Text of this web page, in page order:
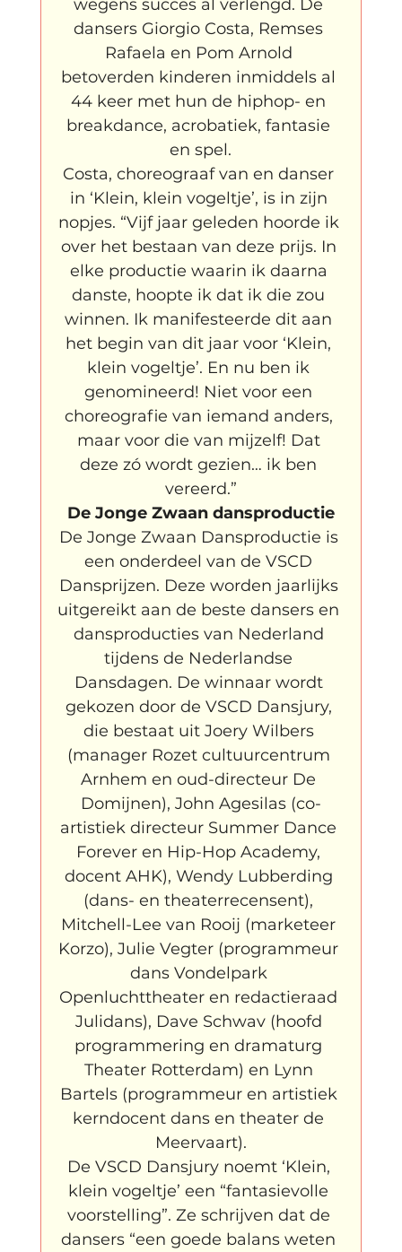
wegens succes al verlengd. De
dansers Giorgio Costa, Remses
Rafaela en Pom Arnold
betoverden kinderen inmiddels al
44 keer met hun de hiphop- en
breakdance, acrobatiek, fantasie
en spel.
Costa, choreograaf van en danser
in ‘Klein, klein vogeltje’, is in zijn
nopjes. “Vijf jaar geleden hoorde ik
over het bestaan van deze prijs. In
elke productie waarin ik daarna
danste, hoopte ik dat ik die zou
winnen. Ik manifesteerde dit aan
het begin van dit jaar voor ‘Klein,
klein vogeltje’. En nu ben ik
genomineerd! Niet voor een
choreografie van iemand anders,
maar voor die van mijzelf! Dat
deze zó wordt gezien… ik ben
vereerd.”
De Jonge Zwaan dansproductie
De Jonge Zwaan Dansproductie is
een onderdeel van de VSCD
Dansprijzen. Deze worden jaarlijks
uitgereikt aan de beste dansers en
dansproducties van Nederland
tijdens de Nederlandse
Dansdagen. De winnaar wordt
gekozen door de VSCD Dansjury,
die bestaat uit Joery Wilbers
(manager Rozet cultuurcentrum
Arnhem en oud-directeur De
Domijnen), John Agesilas (co-
artistiek directeur Summer Dance
Forever en Hip-Hop Academy,
docent AHK), Wendy Lubberding
(dans- en theaterrecensent),
Mitchell-Lee van Rooij (marketeer
Korzo), Julie Vegter (programmeur
dans Vondelpark
Openluchttheater en redactieraad
Julidans), Dave Schwav (hoofd
programmering en dramaturg
Theater Rotterdam) en Lynn
Bartels (programmeur en artistiek
kerndocent dans en theater de
Meervaart).
De VSCD Dansjury noemt ‘Klein,
klein vogeltje’ een “fantasievolle
voorstelling”. Ze schrijven dat de
dansers “een goede balans weten